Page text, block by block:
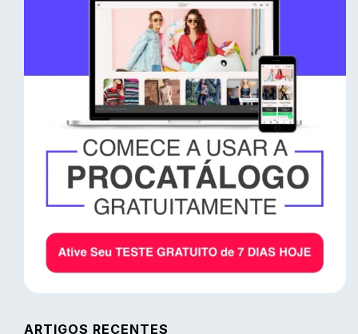
ARTIGOS RECENTES